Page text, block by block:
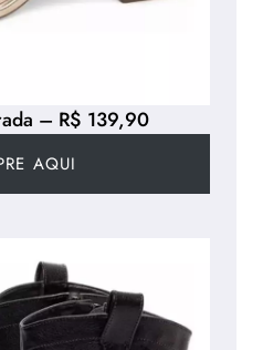
– R$ 139,90
AQUI